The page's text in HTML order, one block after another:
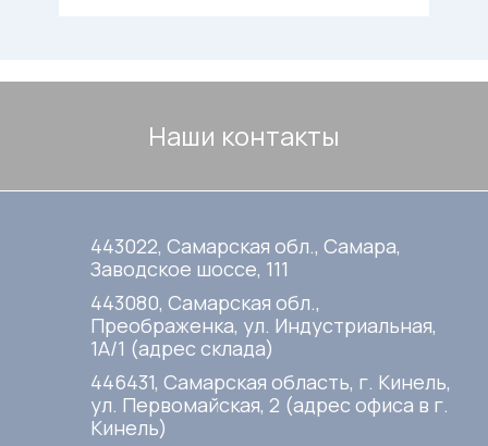
Наши контакты
443022, Самарская обл., Самара,
Заводское шоссе, 111
443080, Самарская обл.,
Преображенка, ул. Индустриальная,
1А/1 (адрес склада)
446431, Самарская область, г. Кинель,
ул. Первомайская, 2 (адрес офиса в г.
Кинель)